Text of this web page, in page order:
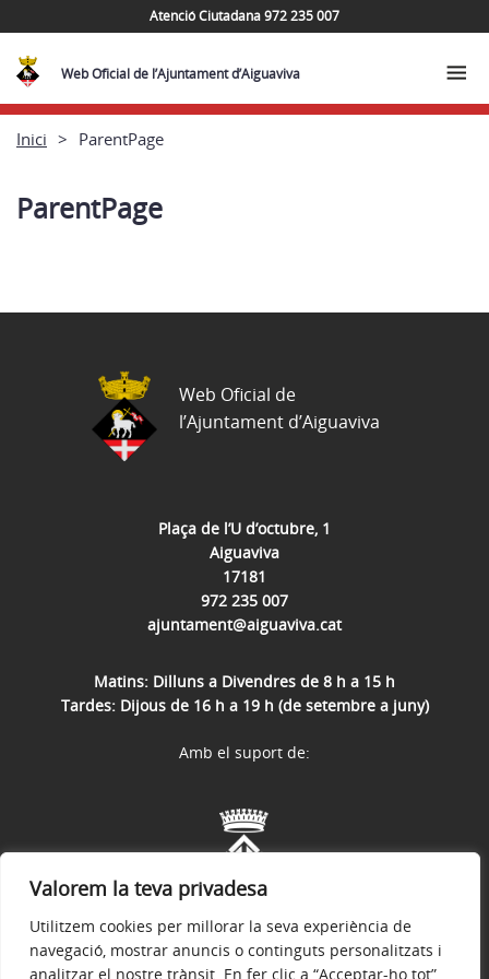
Valorem la teva privadesa
Utilitzem cookies per millorar la seva experiència de
navegació, mostrar anuncis o continguts personalitzats i
analitzar el nostre trànsit. En fer clic a “Acceptar-ho tot”
Atenció Ciutadana 972 235 007
Web Oficial de l’Ajuntament d’Aiguaviva
Inici ParentPage
ParentPage
Plaça de l’U d’octubre, 1
Aiguaviva
17181
972 235 007
ajuntament@aiguaviva.cat
Matins: Dilluns a Divendres de 8 h a 15 h
Tardes: Dijous de 16 h a 19 h (de setembre a juny)
Web Oficial de
l’Ajuntament d’Aiguaviva
Amb el suport de: